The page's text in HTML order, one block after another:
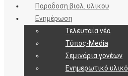
Archives
Παραδοση βιολ. υλικου
Ενημέρωση
Τελευταία νέα
Τύπος-Media
Σεμινάρια γονέων
Ενημερωτικό υλικό